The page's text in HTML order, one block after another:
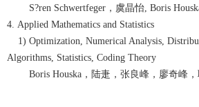
S?ren Schwertfeger，虞晶怡, Boris
4. Applied Mathematics and Statistics
1) Optimization, Numerical Analysis,
Algorithms, Statistics, Coding Theory
Boris Houska，陆疌，张良峰，廖奇峰，